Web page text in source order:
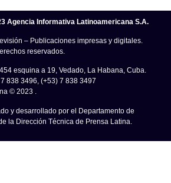
Agencia Informativa Latinoamericana S.A.
– Publicaciones impresas y digitales.
reservados.
esquina a 19, Vedado, La Habana, Cuba.
838 3496, (+53) 7 838 3497
© 2023 .
y desarrollado por el Departamento de
la Dirección Técnica de Prensa Latina.